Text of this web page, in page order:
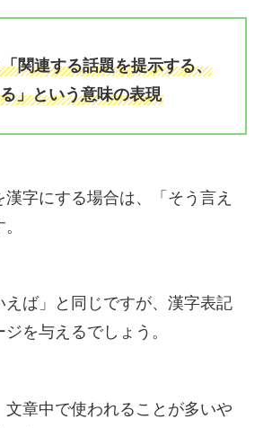
関連する話題を提示する、
」という意味の表現
漢字にする場合は、「そう言え
えば」と同じですが、漢字表記
を与えるでしょう。
文章中で使われることが多いや